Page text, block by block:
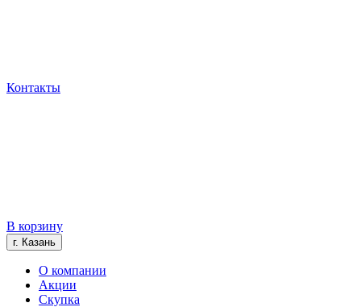
Контакты
В корзину
г. Казань
О компании
Акции
Скупка